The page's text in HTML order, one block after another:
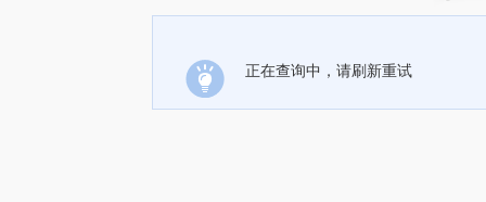
正在查询中，请刷新重试